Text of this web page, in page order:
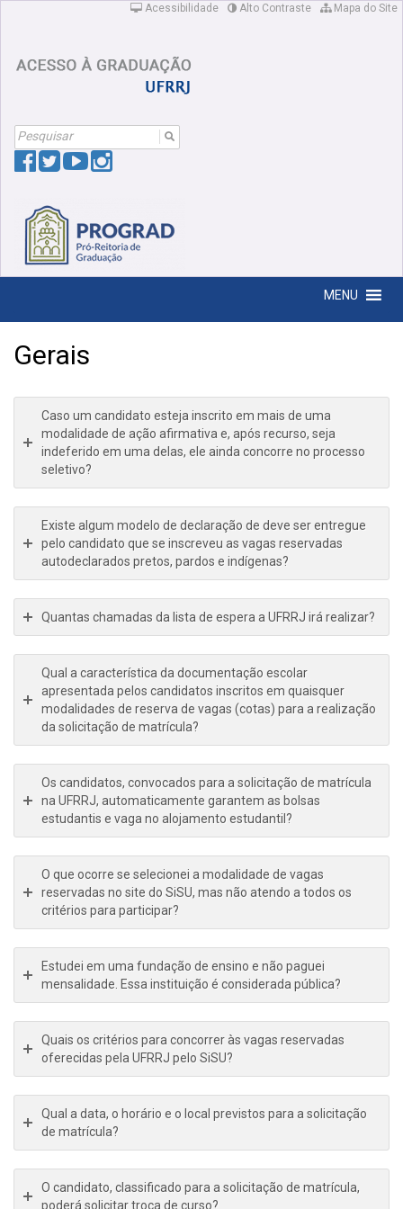
Mapa do Site
Alto Contraste
Acessibilidade
Search
For:
MENU
Gerais
Caso um candidato esteja inscrito em mais de uma
modalidade de ação afirmativa e, após recurso, seja
indeferido em uma delas, ele ainda concorre no processo
seletivo?
Existe algum modelo de declaração de deve ser entregue
pelo candidato que se inscreveu as vagas reservadas
autodeclarados pretos, pardos e indígenas?
Quantas chamadas da lista de espera a UFRRJ irá realizar?
Qual a característica da documentação escolar
apresentada pelos candidatos inscritos em quaisquer
modalidades de reserva de vagas (cotas) para a realização
da solicitação de matrícula?
Os candidatos, convocados para a solicitação de matrícula
na UFRRJ, automaticamente garantem as bolsas
estudantis e vaga no alojamento estudantil?
O que ocorre se selecionei a modalidade de vagas
reservadas no site do SiSU, mas não atendo a todos os
critérios para participar?
Estudei em uma fundação de ensino e não paguei
mensalidade. Essa instituição é considerada pública?
Quais os critérios para concorrer às vagas reservadas
oferecidas pela UFRRJ pelo SiSU?
Qual a data, o horário e o local previstos para a solicitação
de matrícula?
O candidato, classificado para a solicitação de matrícula,
poderá solicitar troca de curso?